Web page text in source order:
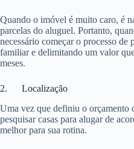
Quando o imóvel é muito caro, é
parcelas do aluguel. Portanto,
necessário começar o processo de
familiar e delimitando um valor
meses.
2. Localização
Uma vez que definiu o orçamento
pesquisar casas para alugar de
melhor para sua rotina.